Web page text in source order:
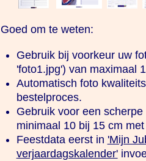
Goed om te weten:
Gebruik bij voorkeur uw
'foto1.jpg') van maximaal
Automatisch foto
bestelproces.
Gebruik voor een
minimaal 10 bij 15 cm
Feestdata eerst in 'Mijn
verjaardagskalender'